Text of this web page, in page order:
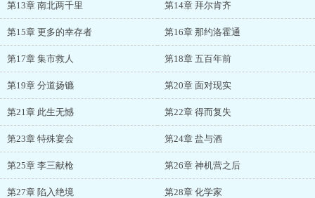
第13章 南北两千里 第14章 拜尔肯齐
第15章 更多的幸存者 第16章 那约洛霍通
第17章 集市救人 第18章 五百年前
第19章 分道扬镳 第20章 面对现实
第21章 此生无憾 第22章 得而复失
第23章 特殊宴会 第24章 盐与酒
第25章 李三献枪 第26章 神机营之后
第27章 陷入绝境 第28章 化学家